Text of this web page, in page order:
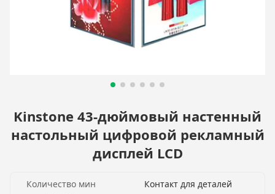
Kinstone 43-дюймовый настенный
настольный цифровой рекламный
дисплей LCD
Количество мин
Контакт для деталей